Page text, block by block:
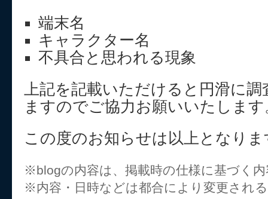
端末名
キャラクター名
不具合と思われる現象
上記を記載いただけると円滑に
ますのでご協力お願いいたします
この度のお知らせは以上となりま
※blogの内容は、掲載時の仕様に基づく
※内容・日時などは都合により変更され